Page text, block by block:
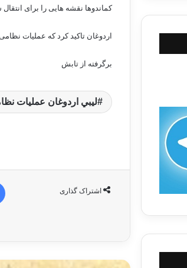
کماندوها نقشه هایی را برای
اردوغان تاکید کرد که عملیات
برگرفته از تابش
ليبي اردوغان عمليات
اشتراک گذاری